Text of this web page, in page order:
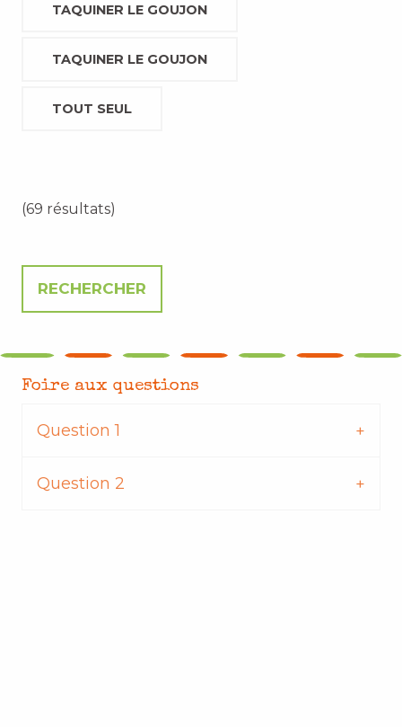
TAQUINER LE GOUJON
TAQUINER LE GOUJON
TOUT SEUL
(69 résultats)
Foire aux questions
Question 1
Question 2